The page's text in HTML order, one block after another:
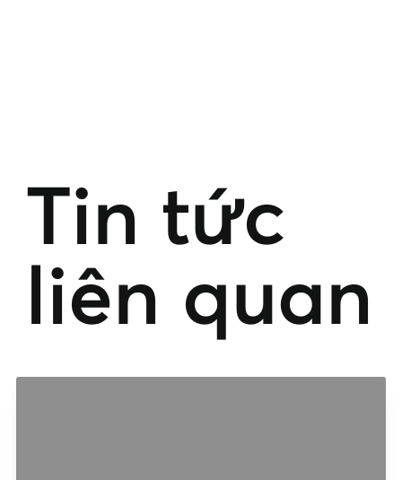
Tin tức
liên quan